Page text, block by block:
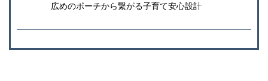
広めのポーチから繋がる子育て安心設計